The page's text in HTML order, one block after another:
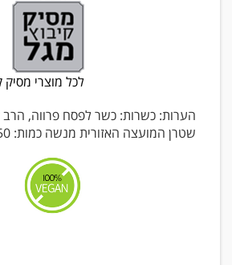
לכל מוצרי מסיק
הערות: כשרות: כשר לפסח פרווה,
שטרן המועצה האזורית מנשה כמות: 750 מ"ל